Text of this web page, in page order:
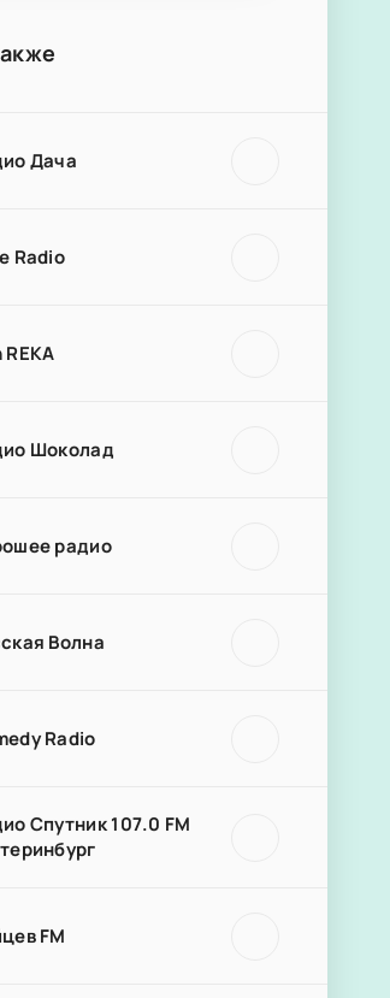
Дача
Radio
REKA
Шоколад
радио
Волна
Radio
Спутник 107.0 FM
FM